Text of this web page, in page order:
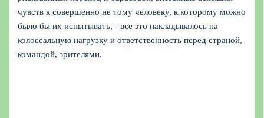
чувств к совершенно не тому человеку, к которому можно
было бы их испытывать, - все это накладывалось на
колоссальную нагрузку и ответственность перед страной,
командой, зрителями.